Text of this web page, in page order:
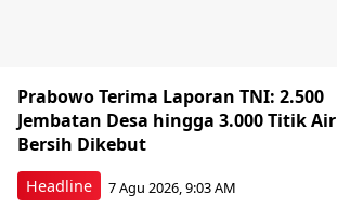
Headline
Prabowo Terima Laporan TNI: 2.500
Jembatan Desa hingga 3.000 Titik Air
Bersih Dikebut
7 Agu 2026, 9:03 AM